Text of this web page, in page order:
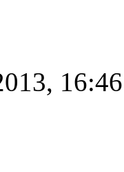
16:46